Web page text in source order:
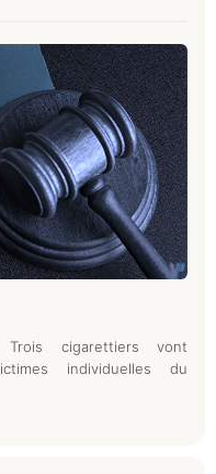
Trois cigarettiers vont
individuelles du